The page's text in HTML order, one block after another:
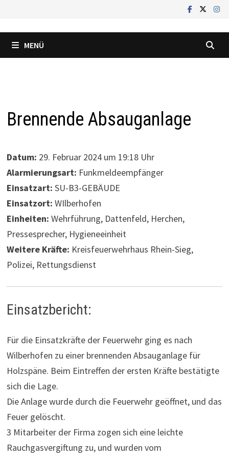
springen
MENÜ
Brennende Absauganlage
Datum: 29. Februar 2024 um 19:18 Uhr
Alarmierungsart: Funkmeldeempfänger
Einsatzart: SU-B3-GEBÄUDE
Einsatzort: WIlberhofen
Einheiten: Wehrführung, Dattenfeld, Herchen,
Pressesprecher, Hygieneeinheit
Weitere Kräfte: Kreisfeuerwehrhaus Rhein-Sieg,
Polizei, Rettungsdienst
Einsatzbericht:
Für die Einsatzkräfte der Feuerwehr ging es nach
Wilberhofen zu einer brennenden Absauganlage für
Holzspäne. Beim Eintreffen der ersten Kräfte bestätigte
sich die Lage.
Die Anlage wurde durch die Feuerwehr geöffnet, und das
Feuer gelöscht.
3 Mitarbeiter der Firma zogen sich eine leichte
Rauchgasvergiftung zu, und wurden vom